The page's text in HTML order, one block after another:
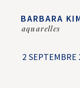
BARBARA
aquarelles
2 SEPTEMBRE